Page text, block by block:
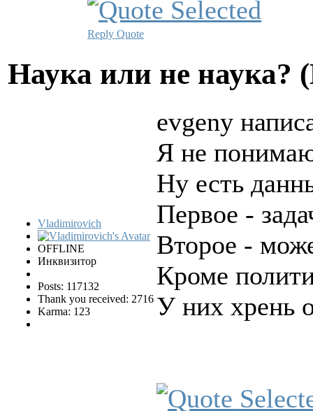
Reply Quote
Hаука или не наука?
Vladimirovich
OFFLINE
Инквизитор
Posts: 117132
Thank you received: 2716
Karma: 123
evgeny
Я не
Ну есть
Первое -
Второе -
Кроме
У них хрень